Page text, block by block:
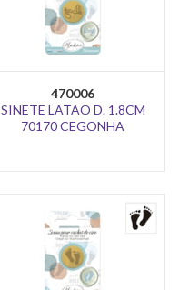
470006
SINETE LATAO D. 1.8CM
70170 CEGONHA